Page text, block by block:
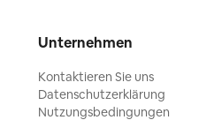
Unternehmen
Kontaktieren Sie uns
Datenschutzerklärung
Nutzungsbedingungen